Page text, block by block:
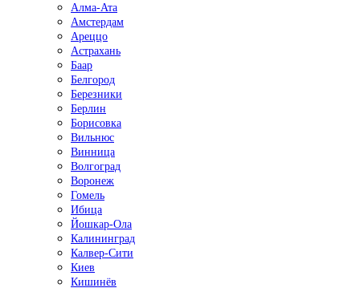
Алма-Ата
Амстердам
Ареццо
Астрахань
Баар
Белгород
Березники
Берлин
Борисовка
Вильнюс
Винница
Волгоград
Воронеж
Гомель
Ибица
Йошкар-Ола
Калининград
Калвер-Сити
Киев
Кишинёв